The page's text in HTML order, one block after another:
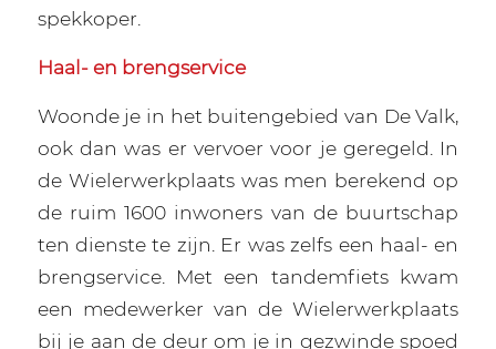
spekkoper.
Haal- en brengservice
Woonde je in het buitengebied van De Valk,
ook dan was er vervoer voor je geregeld. In
de Wielerwerkplaats was men berekend op
de ruim 1600 inwoners van de buurtschap
ten dienste te zijn. Er was zelfs een haal- en
brengservice. Met een tandemfiets kwam
een medewerker van de Wielerwerkplaats
bij je aan de deur om je in gezwinde spoed